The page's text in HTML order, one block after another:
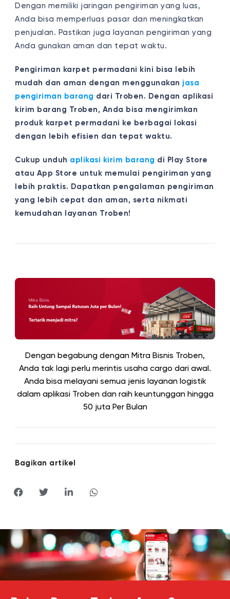
Dengan memiliki jaringan pengiriman yang luas,
Anda bisa memperluas pasar dan meningkatkan
penjualan. Pastikan juga layanan pengiriman yang
Anda gunakan aman dan tepat waktu.
Pengiriman karpet permadani kini bisa lebih
mudah dan aman dengan menggunakan jasa
pengiriman barang dari Troben. Dengan aplikasi
kirim barang Troben, Anda bisa mengirimkan
produk karpet permadani ke berbagai lokasi
dengan lebih efisien dan tepat waktu.
Cukup unduh aplikasi kirim barang di Play Store
atau App Store untuk memulai pengiriman yang
lebih praktis. Dapatkan pengalaman pengiriman
yang lebih cepat dan aman, serta nikmati
kemudahan layanan Troben!
Dengan begabung dengan Mitra Bisnis Troben,
Anda tak lagi perlu merintis usaha cargo dari awal.
Anda bisa melayani semua jenis layanan logistik
dalam aplikasi Troben dan raih keuntunggan hingga
50 jutaPer Bulan
Bagikan artikel